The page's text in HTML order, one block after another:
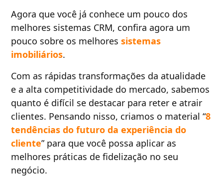
Agora que você já conhece um pouco dos
melhores sistemas CRM, confira agora um
pouco sobre os melhoressistemas
imobiliários.
Com as rápidas transformações da atualidade
e a alta competitividade do mercado, sabemos
quanto é difícil se destacar para reter e atrair
clientes. Pensando nisso, criamos o material “8
tendências do futuro da experiência do
cliente” para que você possa aplicar as
melhores práticas de fidelização no seu
negócio.